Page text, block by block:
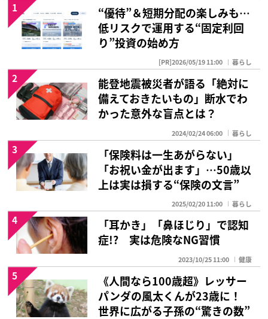
“優待”＆短期分配の楽しみも…
低リスクで運用する“固定利回
り”投資の始め方
[PR]2026/05/19 11:00 暮らし
1
能登地震被災者が語る「絶対に
備えておきたいもの」断水でわ
かった意外な盲点とは？
2024/02/24 06:00 暮らし
2
「保険料は一生あがらない」
「お祝い金が出ます」…50歳以
上は実は損する“保険の文言”
2025/02/20 11:00 暮らし
3
「耳かき」「鼻ほじり」で認知
症!? 実は危険なNG習慣
2023/10/25 11:00 健康
4
《人間なら100歳超》レッサー
パンダの風太くんが23歳に！
世界に広がる子孫の“驚きの数”
5